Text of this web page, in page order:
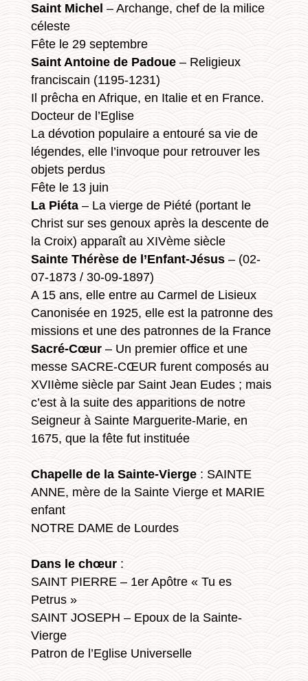
Saint Michel – Archange, chef de la milice
céleste
Fête le 29 septembre
Saint Antoine de Padoue – Religieux
franciscain (1195-1231)
Il prêcha en Afrique, en Italie et en France.
Docteur de l’Eglise
La dévotion populaire a entouré sa vie de
légendes, elle l’invoque pour retrouver les
objets perdus
Fête le 13 juin
La Piéta – La vierge de Piété (portant le
Christ sur ses genoux après la descente de
la Croix) apparaît au XIVème siècle
Sainte Thérèse de l’Enfant-Jésus – (02-
07-1873 / 30-09-1897)
A 15 ans, elle entre au Carmel de Lisieux
Canonisée en 1925, elle est la patronne des
missions et une des patronnes de la France
Sacré-Cœur – Un premier office et une
messe SACRE-CŒUR furent composés au
XVIIème siècle par Saint Jean Eudes ; mais
c’est à la suite des apparitions de notre
Seigneur à Sainte Marguerite-Marie, en
1675, que la fête fut instituée
Chapelle de la Sainte-Vierge : SAINTE
ANNE, mère de la Sainte Vierge et MARIE
enfant
NOTRE DAME de Lourdes
Dans le chœur :
SAINT PIERRE – 1er Apôtre « Tu es
Petrus »
SAINT JOSEPH – Epoux de la Sainte-
Vierge
Patron de l’Eglise Universelle